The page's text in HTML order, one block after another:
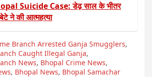
Suicide Case: डेढ़ साल के भीतर
ने की आत्महत्या
Branch Arrested Ganja Smugglers,
Caught Illegal Ganja,
News, Bhopal Crime News,
, Bhopal News, Bhopal Samachar